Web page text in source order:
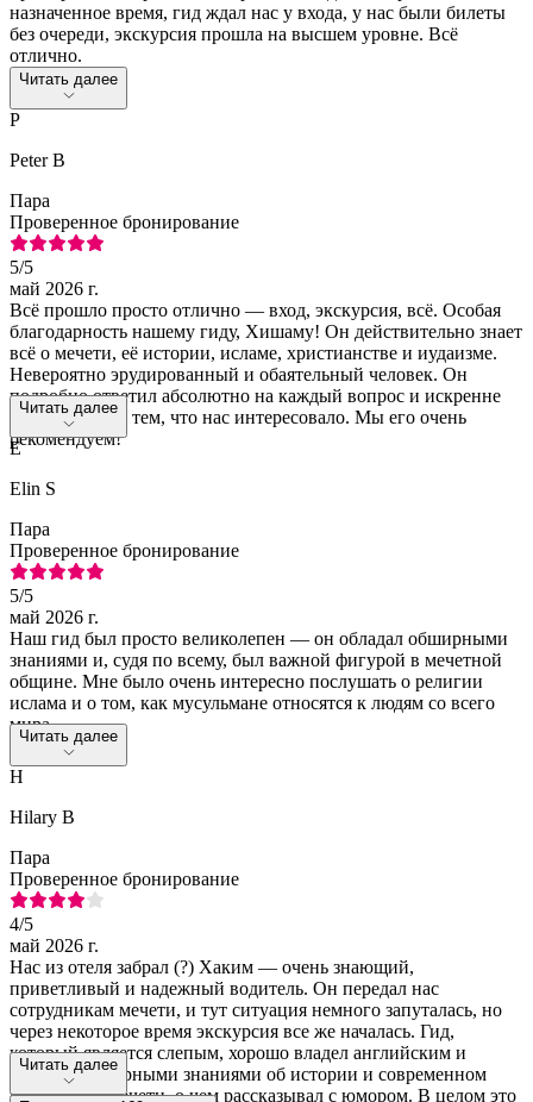
назначенное время, гид ждал нас у входа, у нас были билеты
без очереди, экскурсия прошла на высшем уровне. Всё
отлично.
Читать далее
P
Peter B
Пара
Проверенное бронирование
5/5
май 2026 г.
Всё прошло просто отлично — вход, экскурсия, всё. Особая
благодарность нашему гиду, Хишаму! Он действительно знает
всё о мечети, её истории, исламе, христианстве и иудаизме.
Невероятно эрудированный и обаятельный человек. Он
подробно ответил абсолютно на каждый вопрос и искренне
интересовался тем, что нас интересовало. Мы его очень
рекомендуем!
Читать далее
E
Elin S
Пара
Проверенное бронирование
5/5
май 2026 г.
Наш гид был просто великолепен — он обладал обширными
знаниями и, судя по всему, был важной фигурой в мечетной
общине. Мне было очень интересно послушать о религии
ислама и о том, как мусульмане относятся к людям со всего
мира.
Читать далее
H
Hilary B
Пара
Проверенное бронирование
4/5
май 2026 г.
Нас из отеля забрал (?) Хаким — очень знающий,
приветливый и надежный водитель. Он передал нас
сотрудникам мечети, и тут ситуация немного запуталась, но
через некоторое время экскурсия все же началась. Гид,
который является слепым, хорошо владел английским и
обладал обширными знаниями об истории и современном
назначении мечети, о чем рассказывал с юмором. В целом это
Читать далее